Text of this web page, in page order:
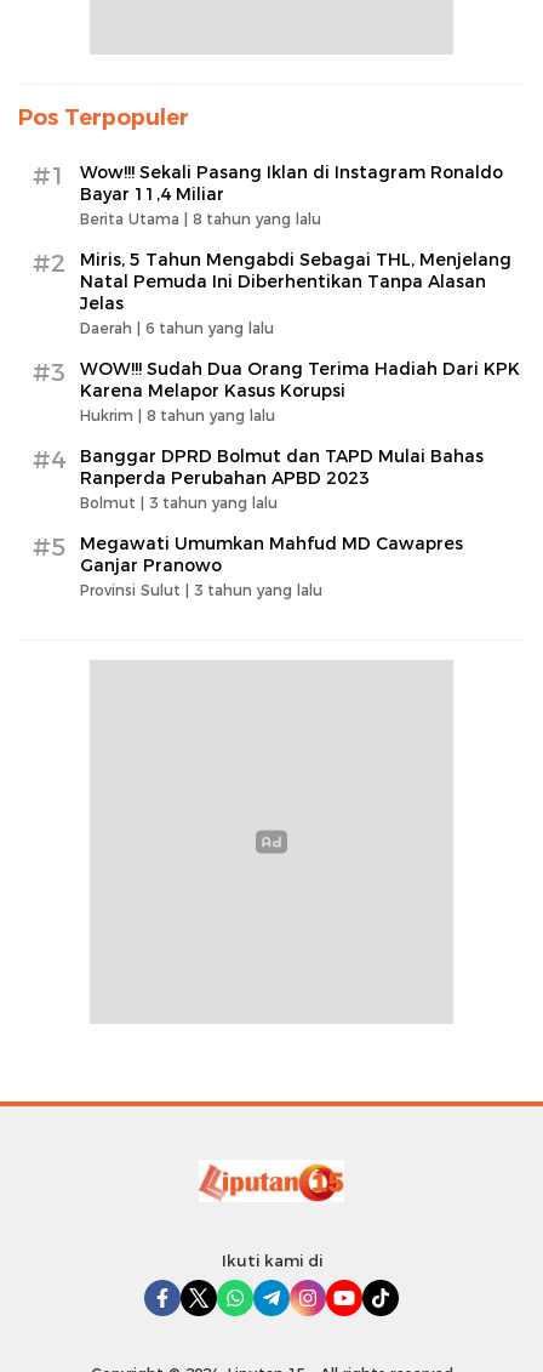
Pos Terpopuler
#1
Wow!!! Sekali Pasang Iklan di Instagram Ronaldo
Bayar 11,4 Miliar
Berita Utama | 8 tahun yang lalu
#2
Miris, 5 Tahun Mengabdi Sebagai THL, Menjelang
Natal Pemuda Ini Diberhentikan Tanpa Alasan
Jelas
Daerah | 6 tahun yang lalu
#3
WOW!!! Sudah Dua Orang Terima Hadiah Dari KPK
Karena Melapor Kasus Korupsi
Hukrim | 8 tahun yang lalu
#4
Banggar DPRD Bolmut dan TAPD Mulai Bahas
Ranperda Perubahan APBD 2023
Bolmut | 3 tahun yang lalu
#5
Megawati Umumkan Mahfud MD Cawapres
Ganjar Pranowo
Provinsi Sulut | 3 tahun yang lalu
Ikuti kami di